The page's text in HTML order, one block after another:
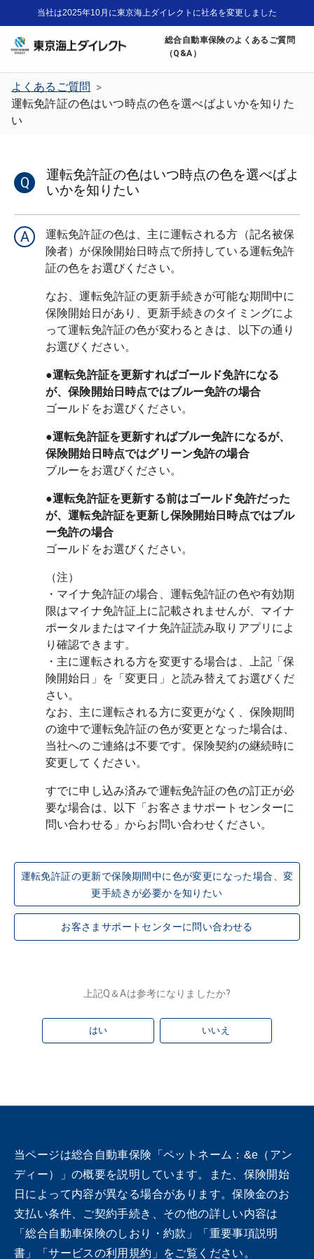
当社は2025年10月に東京海上ダイレクトに社名を変更しました
総合自動車保険のよくあるご質問
（Q&A）
よくあるご質問 >
運転免許証の色はいつ時点の色を選べばよいかを知りた
い
Q
運転免許証の色はいつ時点の色を選べばよ
いかを知りたい
A
運転免許証の色は、主に運転される方（記名被保
険者）が保険開始日時点で所持している運転免許
なお、運転免許証の更新手続きが可能な期間中に
保険開始日があり、更新手続きのタイミングによ
って運転免許証の色が変わるときは、以下の通り
●運転免許証を更新すればゴールド免許になる
が、保険開始日時点ではブルー免許の場合
ゴールドをお選びください。
●運転免許証を更新すればブルー免許になるが、
保険開始日時点ではグリーン免許の場合
ブルーをお選びください。
●運転免許証を更新する前はゴールド免許だった
が、運転免許証を更新し保険開始日時点ではブル
ー免許の場合
ゴールドをお選びください。
（注）
・マイナ免許証の場合、運転免許証の色や有効期
限はマイナ免許証上に記載されませんが、マイナ
ポータルまたはマイナ免許証読み取りアプリによ
り確認できます。
・主に運転される方を変更する場合は、上記「保
険開始日」を「変更日」と読み替えてお選びくだ
さい。
なお、主に運転される方に変更がなく、保険期間
の途中で運転免許証の色が変更となった場合は、
当社へのご連絡は不要です。保険契約の継続時に
変更してください。
すでに申し込み済みで運転免許証の色の訂正が必
要な場合は、以下「お客さまサポートセンターに
運転免許証の更新で保険期間中に色が変更になった場合、変
更手続きが必要かを知りたい
お客さまサポートセンターに問い合わせる
上記Q＆Aは参考になりましたか?
はい いいえ
当ページは総合自動車保険「ペットネーム：&e（アン
ディー）」の概要を説明しています。また、保険開始
日によって内容が異なる場合があります。保険金のお
支払い条件、ご契約手続き、その他の詳しい内容は
「総合自動車保険のしおり・約款」「重要事項説明
書」「サービスの利用規約」をご覧ください。